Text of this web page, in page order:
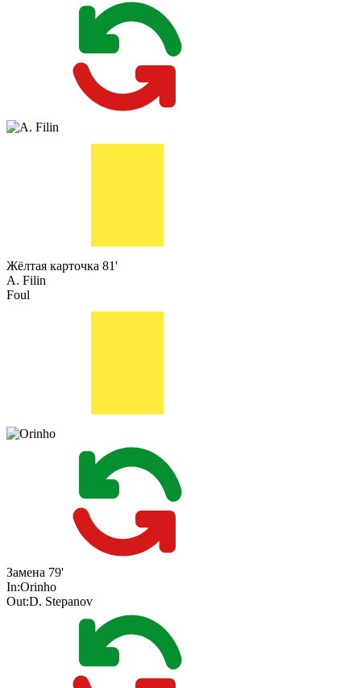
Жёлтая карточка 81'
A. Filin
Foul
Замена 79'
In:Orinho
Out:D. Stepanov